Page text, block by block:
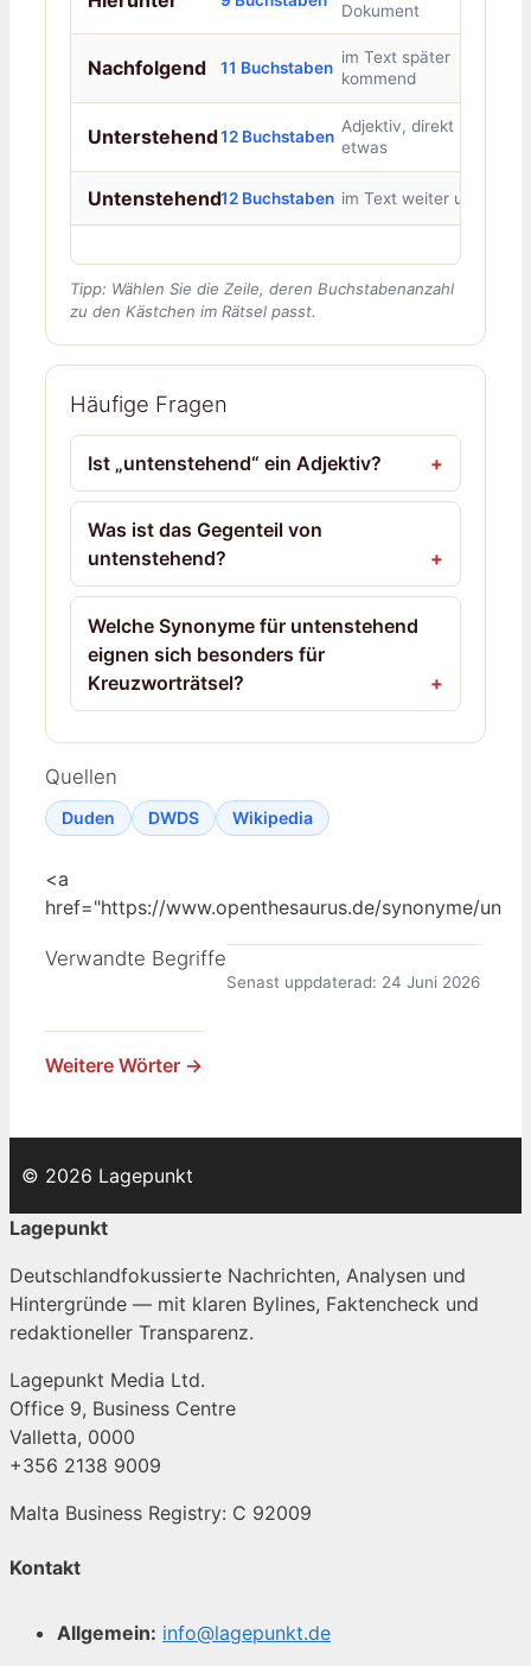
Dokument
Nachfolgend 11 Buchstaben
im Text später
kommend
Unterstehend12 Buchstaben
Adjektiv, direkt unter
etwas
Untenstehend12 Buchstaben im Text weiter unten
Tipp: Wählen Sie die Zeile, deren Buchstabenanzahl
zu den Kästchen im Rätsel passt.
Häufige Fragen
Ist „untenstehend“ ein Adjektiv?
Was ist das Gegenteil von
untenstehend?
Welche Synonyme für untenstehend
eignen sich besonders für
Kreuzworträtsel?
Quellen
Duden DWDS Wikipedia
<a
href="https://www.openthesaurus.de/synonyme/un
Verwandte Begriffe
Senast uppdaterad: 24 Juni 2026
Weitere Wörter →
© 2026 Lagepunkt
Lagepunkt
Deutschlandfokussierte Nachrichten, Analysen und
Hintergründe — mit klaren Bylines, Faktencheck und
redaktioneller Transparenz.
Lagepunkt Media Ltd.
Office 9, Business Centre
Valletta, 0000
+356 2138 9009
Malta Business Registry: C 92009
Kontakt
Allgemein: info@lagepunkt.de